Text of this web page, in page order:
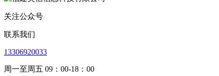
关注公众号
联系我们
13306920033
周一至周五 09：00-18：00